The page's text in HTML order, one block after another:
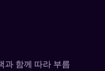
과 함께 따라 부름